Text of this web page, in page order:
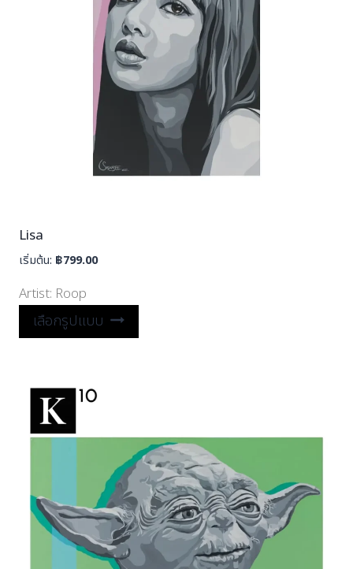
Lisa
เริ่มต้น: ฿799.00
Artist: Roop
เลือกรูปแบบ